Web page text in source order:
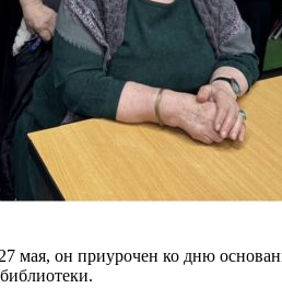
мая, он приурочен ко дню